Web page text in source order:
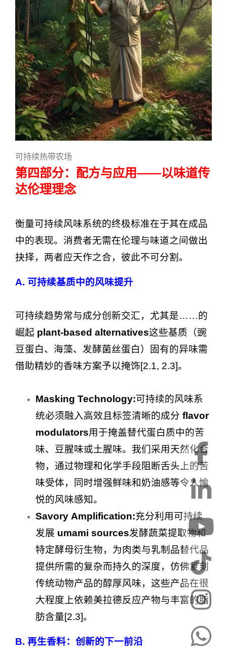
可持续热带农场
第四部分：配方与应用——以味道传
达伦理理念
衡量可持续风味系统的终极标准在于其在成品
中的表现。消费者无需在伦理与味道之间做出
抉择，两者应天作之合，彼此不可分割。
A. 可持续基质中的风味提升
可持续趋势常与成分创新交汇，尤其是……的
崛起 plant-based alternatives这些基质（豌
豆蛋白、海藻、发酵菌丝蛋白）固有的异味需
借助精妙的香味方案予以掩饰[2.1, 2.3]。
Masking Technology:可持续的风味系
统必须融入高效且标签清晰的成分 flavor
modulators用于掩盖替代蛋白质中的苦
味、豆腥味或土腥味。我们采用天然化合
物，通过物理和化学手段阻断舌头上的苦
味受体，同时增强鲜味和奶油感等令人愉
悦的风味感知。
Savory Amplification:充分利用可持续
发展 umami sources发酵蔬菜提取物和
特定酵母衍生物，为肉类与乳制品替代品
提供所需的复杂而持久的深度，仿佛复刻
传统动物产品的醇厚风味，这些产品在很
大程度上依赖美拉德反应产物与丰富的脂
肪含量[2.3]。
B. 再生香料：创新的下一前沿